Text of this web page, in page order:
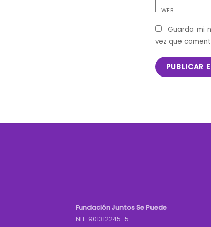
WEB
Guarda mi
vez que
Fundación Juntos Se Puede
NIT: 901312245-5